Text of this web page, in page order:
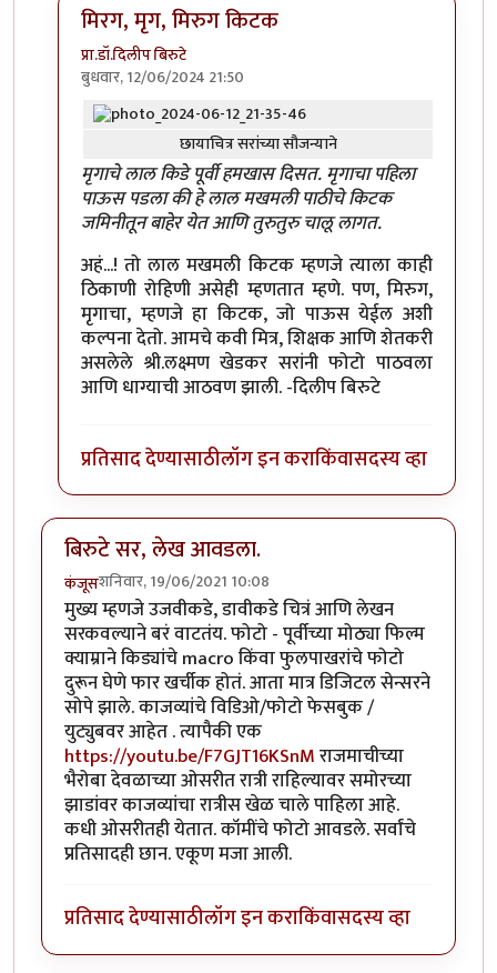
मिरग, मृग, मिरुग किटक
प्रा.डॉ.दिलीप बिरुटे
बुधवार, 12/06/2024 21:50
In reply to'किडे' आवडले. by प्रचेतस
छायाचित्र सरांच्या सौजन्याने
मृगाचे लाल किडे पूर्वी हमखास दिसत. मृगाचा पहिला
पाऊस पडला की हे लाल मखमली पाठीचे किटक
जमिनीतून बाहेर येत आणि तुरुतुरु चालू लागत.
अहं...! तो लाल मखमली किटक म्हणजे त्याला काही
ठिकाणी रोहिणी असेही म्हणतात म्हणे. पण, मिरुग,
मृगाचा, म्हणजे हा किटक, जो पाऊस येईल अशी
कल्पना देतो. आमचे कवी मित्र, शिक्षक आणि शेतकरी
असलेले श्री.लक्ष्मण खेडकर सरांनी फोटो पाठवला
आणि धाग्याची आठवण झाली. -दिलीप बिरुटे
प्रतिसाद देण्यासाठीलॉग इन कराकिंवासदस्य व्हा
बिरुटे सर, लेख आवडला.
कंजूसशनिवार, 19/06/2021 10:08
मुख्य म्हणजे उजवीकडे, डावीकडे चित्रं आणि लेखन
सरकवल्याने बरं वाटतंय. फोटो - पूर्वीच्या मोठ्या फिल्म
क्याम्राने किड्यांचे macro किंवा फुलपाखरांचे फोटो
दुरून घेणे फार खर्चीक होतं. आता मात्र डिजिटल सेन्सरने
सोपे झाले. काजव्यांचे विडिओ/फोटो फेसबुक /
युट्युबवर आहेत . त्यापैकी एक
https://youtu.be/F7GJT16KSnMराजमाचीच्या
भैरोबा देवळाच्या ओसरीत रात्री राहिल्यावर समोरच्या
झाडांवर काजव्यांचा रात्रीस खेळ चाले पाहिला आहे.
कधी ओसरीतही येतात. कॉमींचे फोटो आवडले. सर्वांचे
प्रतिसादही छान. एकूण मजा आली.
प्रतिसाद देण्यासाठीलॉग इन कराकिंवासदस्य व्हा